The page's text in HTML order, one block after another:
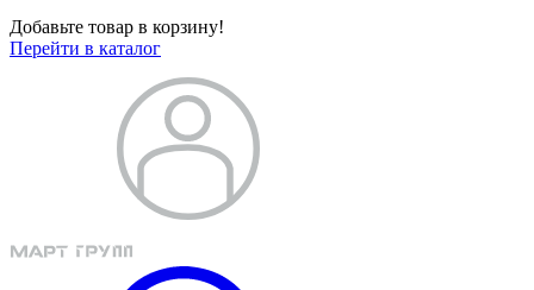
Добавьте товар в корзину!
Перейти в каталог